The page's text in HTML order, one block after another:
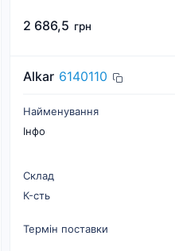
2 686,5 грн
Alkar 6140110
Найменування
Інфо
Склад
К-cть
Термін поставки